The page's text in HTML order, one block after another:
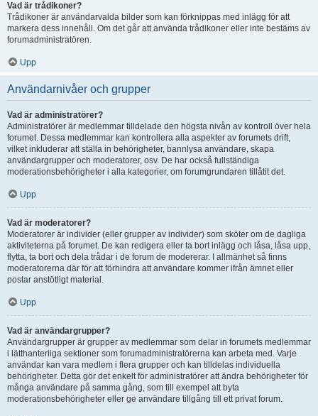
Vad är trådikoner?
Trådikoner är användarvalda bilder som kan förknippas med inlägg för att
markera dess innehåll. Om det går att använda trådikoner eller inte bestäms av
forumadministratören.
Upp
Användarnivåer och grupper
Vad är administratörer?
Administratörer är medlemmar tilldelade den högsta nivån av kontroll över hela
forumet. Dessa medlemmar kan kontrollera alla aspekter av forumets drift,
vilket inkluderar att ställa in behörigheter, bannlysa användare, skapa
användargrupper och moderatorer, osv. De har också fullständiga
moderationsbehörigheter i alla kategorier, om forumgrundaren tillåtit det.
Upp
Vad är moderatorer?
Moderatorer är individer (eller grupper av individer) som sköter om de dagliga
aktiviteterna på forumet. De kan redigera eller ta bort inlägg och låsa, låsa upp,
flytta, ta bort och dela trådar i de forum de modererar. I allmänhet så finns
moderatorerna där för att förhindra att användare kommer ifrån ämnet eller
postar anstötligt material.
Upp
Vad är användargrupper?
Användargrupper är grupper av medlemmar som delar in forumets medlemmar
i lätthanterliga sektioner som forumadministratörerna kan arbeta med. Varje
användar kan vara medlem i flera grupper och kan tilldelas individuella
behörigheter. Detta gör det enkelt för administratörer att ändra behörigheter för
många användare på samma gång, som till exempel att byta
moderationsbehörigheter eller ge användare tillgång till ett privat forum.